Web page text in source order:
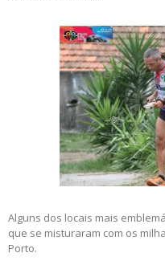
Alguns dos locais mais
que se misturaram com os
Porto.